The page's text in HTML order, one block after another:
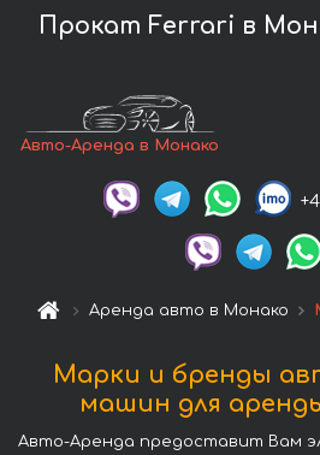
Прокат Ferrari в
Авто-Аренда в Монако
Аренда авто в Монако
Марки и бренды
машин для
Авто-Аренда предоставит Вам